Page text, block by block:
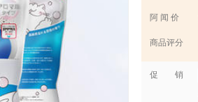
阿 闻 价
商品评分
促 销